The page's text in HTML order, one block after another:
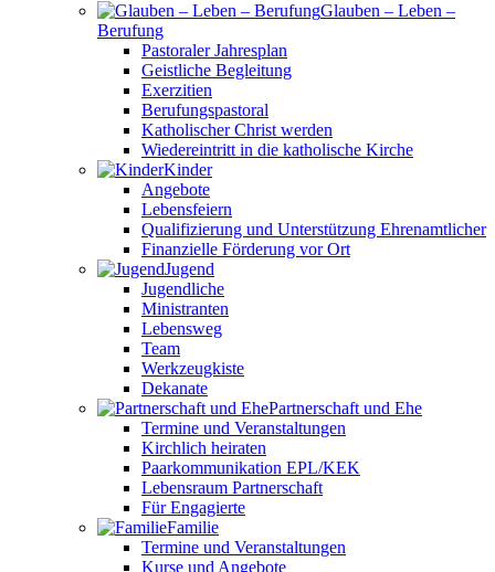
Glauben – Leben –
Berufung
Pastoraler Jahresplan
Geistliche Begleitung
Exerzitien
Berufungspastoral
Katholischer Christ werden
Wiedereintritt in die katholische Kirche
Kinder
Angebote
Lebensfeiern
Qualifizierung und Unterstützung Ehrenamtlicher
Finanzielle Förderung vor Ort
Jugend
Jugendliche
Ministranten
Lebensweg
Team
Werkzeugkiste
Dekanate
Partnerschaft und Ehe
Termine und Veranstaltungen
Kirchlich heiraten
Paarkommunikation EPL/KEK
Lebensraum Partnerschaft
Für Engagierte
Familie
Termine und Veranstaltungen
Kurse und Angebote